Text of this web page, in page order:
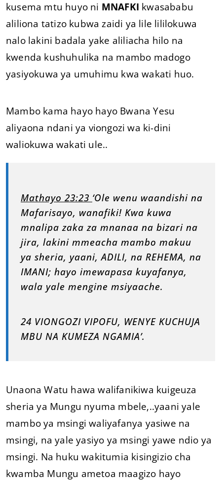
kusema mtu huyo ni MNAFKI kwasababu
aliliona tatizo kubwa zaidi ya lile lililokuwa
nalo lakini badala yake aliliacha hilo na
kwenda kushuhulika na mambo madogo
yasiyokuwa ya umuhimu kwa wakati huo.
Mambo kama hayo hayo Bwana Yesu
aliyaona ndani ya viongozi wa ki-dini
waliokuwa wakati ule..
Mathayo 23:23 ‘Ole wenu waandishi na
Mafarisayo, wanafiki! Kwa kuwa
mnalipa zaka za mnanaa na bizari na
jira, lakini mmeacha mambo makuu
ya sheria, yaani, ADILI, na REHEMA, na
IMANI; hayo imewapasa kuyafanya,
wala yale mengine msiyaache.
24 VIONGOZI VIPOFU, WENYE KUCHUJA
MBU NA KUMEZA NGAMIA’.
Unaona Watu hawa walifanikiwa kuigeuza
sheria ya Mungu nyuma mbele,..yaani yale
mambo ya msingi waliyafanya yasiwe na
msingi, na yale yasiyo ya msingi yawe ndio ya
msingi. Na huku wakitumia kisingizio cha
kwamba Mungu ametoa maagizo hayo